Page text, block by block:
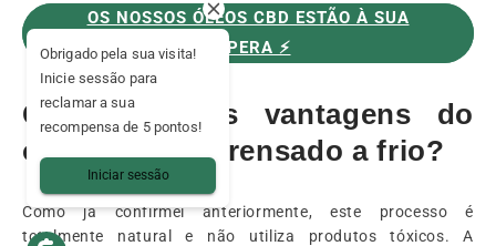
OS NOSSOS ÓLEOS CBD ESTÃO À SUA
ESPERA ⚡️
Quais são as vantagens do
óleo de CBD prensado a frio?
Como já confirmei anteriormente, este processo é
totalmente natural e não utiliza produtos tóxicos. A
Obrigado pela sua visita!
Inicie sessão para
reclamar a sua
recompensa de 5 pontos!
Iniciar sessão